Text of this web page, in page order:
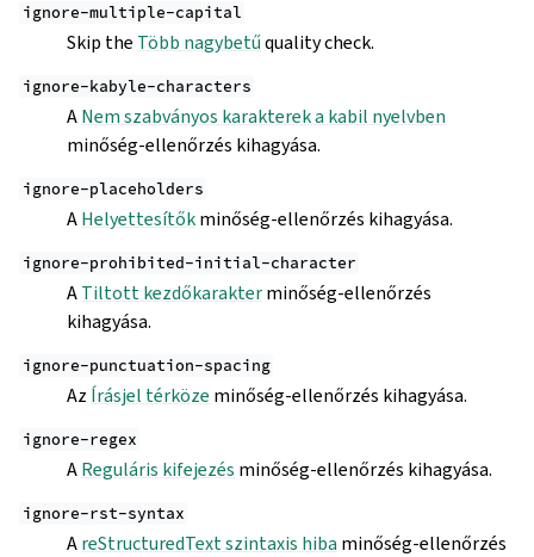
ignore-multiple-capital
Skip the Több nagybetűquality check.
ignore-kabyle-characters
ANem szabványos karakterek a kabil nyelvben
minőség-ellenőrzés kihagyása.
ignore-placeholders
AHelyettesítőkminőség-ellenőrzés kihagyása.
ignore-prohibited-initial-character
ATiltott kezdőkarakterminőség-ellenőrzés
kihagyása.
ignore-punctuation-spacing
Az Írásjel térköze minőség-ellenőrzés kihagyása.
ignore-regex
AReguláris kifejezés minőség-ellenőrzés kihagyása.
ignore-rst-syntax
AreStructuredText szintaxis hiba minőség-ellenőrzés